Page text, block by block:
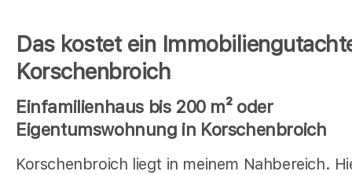
Das kostet ein
Korschenbroich
Einfamilienhaus bis 200 m² oder
Eigentumswohnung in Korschenbroich
Korschenbroich liegt in meinem Nahbereich.